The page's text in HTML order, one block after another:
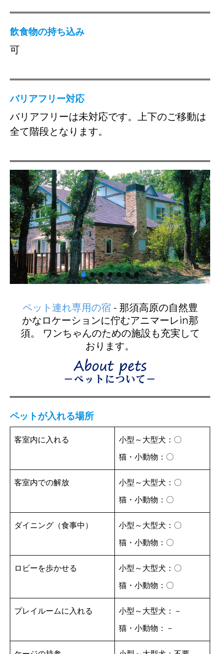
飲食物の持ち込み
可
バリアフリー対応
バリアフリーは未対応です。上下のご移動は
全て階段となります。
ペット連れ専用の宿 - 那須高原の自然豊
かなロケーションに佇むアニマーレin那
須。 ワンちゃんのための施設も充実して
おります。
ペットが入れる場所
客室内に入れる 小型～大型犬：〇
猫・小動物：〇
客室内での解放 小型～大型犬：〇
猫・小動物：〇
ダイニング（食事中） 小型～大型犬：〇
猫・小動物：〇
ロビーを歩かせる 小型～大型犬：〇
猫・小動物：〇
プレイルームに入れる 小型～大型犬：－
猫・小動物：－